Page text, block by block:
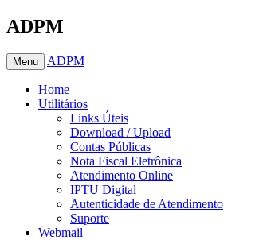
ADPM
Menu ADPM
Home
Utilitários
Links Úteis
Download / Upload
Contas Públicas
Nota Fiscal Eletrônica
Atendimento Online
IPTU Digital
Autenticidade de Atendimento
Suporte
Webmail